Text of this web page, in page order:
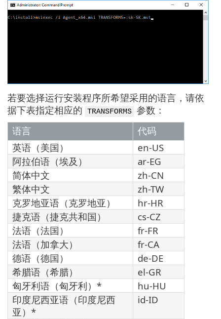
若要选择运行安装程序所希望采用的语言，请依
据下表指定相应的
TRANSFORMS
参数：
语言
代码
英语（美国）
en-US
阿拉伯语（埃及）
ar-EG
简体中文
zh-CN
繁体中文
zh-TW
克罗地亚语（克罗地亚）
hr-HR
捷克语（捷克共和国）
cs-CZ
法语（法国）
fr-FR
法语（加拿大）
fr-CA
德语（德国）
de-DE
希腊语（希腊）
el-GR
匈牙利语（匈牙利）*
hu-HU
印度尼西亚语（印度尼西
亚）*
id-ID